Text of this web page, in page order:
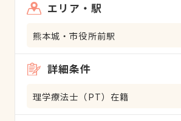
エリア・駅
熊本城・市役所前駅
詳細条件
理学療法士（PT）在籍